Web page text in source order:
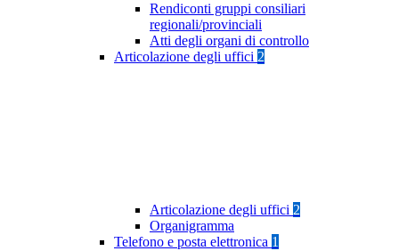
Rendiconti gruppi consiliari
regionali/provinciali
Atti degli organi di controllo
Articolazione degli uffici 2
Articolazione degli uffici 2
Organigramma
Telefono e posta elettronica 1